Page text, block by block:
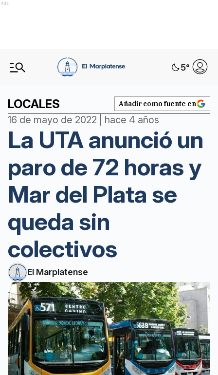
Ads
5°
LOCALES Añadir como fuente en
16 de mayo de 2022 | hace 4 años
La UTA anunció un
paro de 72 horas y
Mar del Plata se
queda sin
colectivos
El Marplatense